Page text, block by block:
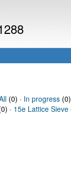
(0) · In progress(0)
· 15e Lattice Sieve